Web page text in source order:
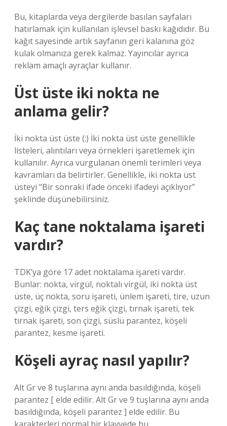
Bu, kitaplarda veya dergilerde basılan sayfaları
hatırlamak için kullanılan işlevsel baskı kağıdıdır. Bu
kağıt sayesinde artık sayfanın geri kalanına göz
kulak olmanıza gerek kalmaz. Yayıncılar ayrıca
reklam amaçlı ayraçlar kullanır.
Üst üste iki nokta ne
anlama gelir?
İki nokta üst üste (:) İki nokta üst üste genellikle
listeleri, alıntıları veya örnekleri işaretlemek için
kullanılır. Ayrıca vurgulanan önemli terimleri veya
kavramları da belirtirler. Genellikle, iki nokta üst
üsteyi “Bir sonraki ifade önceki ifadeyi açıklıyor”
şeklinde düşünebilirsiniz.
Kaç tane noktalama işareti
vardır?
TDK’ya göre 17 adet noktalama işareti vardır.
Bunlar: nokta, virgül, noktalı virgül, iki nokta üst
üste, üç nokta, soru işareti, ünlem işareti, tire, uzun
çizgi, eğik çizgi, ters eğik çizgi, tırnak işareti, tek
tırnak işareti, son çizgi, süslü parantez, köşeli
parantez, kesme işareti.
Köşeli ayraç nasıl yapılır?
Alt Gr ve 8 tuşlarına aynı anda basıldığında, köşeli
parantez [ elde edilir. Alt Gr ve 9 tuşlarına aynı anda
basıldığında, köşeli parantez ] elde edilir. Bu